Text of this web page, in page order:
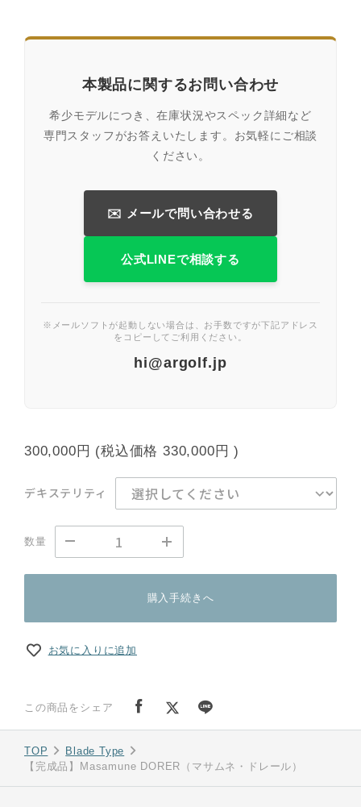
本製品に関するお問い合わせ
希少モデルにつき、在庫状況やスペック詳細など
専門スタッフがお答えいたします。お気軽にご相談
ください。
✉️ メールで問い合わせる
公式LINEで相談する
※メールソフトが起動しない場合は、お手数ですが下記アドレス
をコピーしてご利用ください。
hi@argolf.jp
300,000円 (税込価格330,000円 )
デキステリティ
数量
購入手続きへ
お気に入りに追加
この商品をシェア
TOP
Blade Type
【完成品】Masamune DORER（マサムネ・ドレール）